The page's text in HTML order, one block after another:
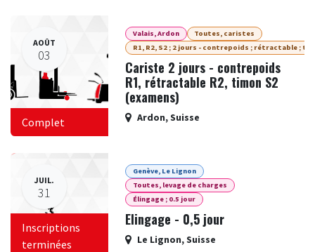
AOÛT
03
Complet
Valais, Ardon
Toutes, caristes
R1, R2, S2 ; 2 jours - contrepoids ; rétractable ;
Cariste 2 jours - contrepoids
R1, rétractable R2, timon S2
(examens)
Ardon,Suisse
JUIL.
31
Inscriptions
terminées
Genève, Le Lignon
Toutes, levage de charges
Élingage ; 0.5 jour
Elingage - 0,5 jour
Le Lignon,Suisse